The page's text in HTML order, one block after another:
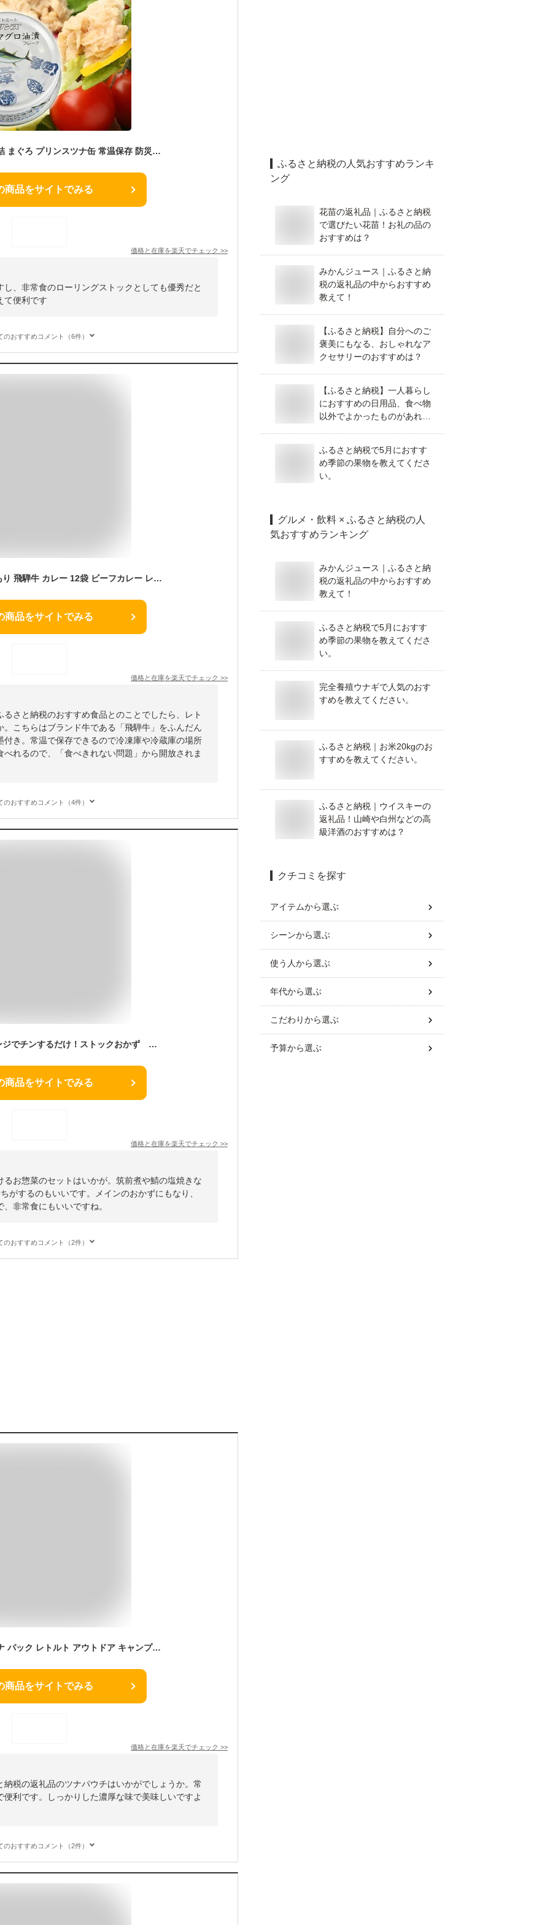
【ふるさと納税】 缶詰 まぐろ プリンスツナ缶 常温保存 防災 非常食 キャンプ アウトドア キハダまぐろ ツナ缶 24缶セット 魚 焼津 a11-068
商品をサイトでみる
価格と在庫を楽天でチェック >>
、非常食のローリングストックとしても優秀だと
て便利です
のおすすめコメント（6件）
【ふるさと納税】訳あり 飛騨牛 カレー 12袋 ビーフカレー レトルト 簡易包装 常温 保存 わけあり 人気 おすすめ 牛肉 肉 お肉 ブランド 美味しい 高評価 レビュー 温めるだけ 10000円 1万円 TR3296
商品をサイトでみる
価格と在庫を楽天でチェック >>
さと納税のおすすめ食品とのことでしたら、レト
こちらはブランド牛である「飛騨牛」をふんだん
き。常温で保存できるので冷凍庫や冷蔵庫の場所
れるので、「食べきれない問題」から開放されま
のおすすめコメント（4件）
【ふるさと納税】レンジでチンするだけ！ストックおかず 和惣菜12食 肉じゃが 鶏手羽元大根 筑前煮 さばの塩焼き さばの味噌煮 詰め合わせ セット 常温保存 煮物 惣菜 常温 おかず 保存食 レトルト 送料無料 【2019年度ふるさと納税寄附額鹿児島県1位！南さつま市】
商品をサイトでみる
価格と在庫を楽天でチェック >>
お惣菜のセットはいかが。筑前煮や鯖の塩焼きな
がするのもいいです。メインのおかずにもなり、
非常食にもいいですね。
のおすすめコメント（2件）
【ふるさと納税】 ツナ パック レトルト アウトドア キャンプ まぐろ油漬 常温 保存 焼津 100g×10袋入×2箱 SKOホワイトミートフレーク a16-096
商品をサイトでみる
価格と在庫を楽天でチェック >>
税の返礼品のツナパウチはいかがでしょうか。常
利です。しっかりした濃厚な味で美味しいですよ
のおすすめコメント（2件）
ふるさと納税の人気おすすめランキ
ング
花苗の返礼品｜ふるさと納税
で選びたい花苗！お礼の品の
おすすめは？
みかんジュース｜ふるさと納
税の返礼品の中からおすすめ
教えて！
【ふるさと納税】自分へのご
褒美にもなる、おしゃれなア
クセサリーのおすすめは？
【ふるさと納税】一人暮らし
におすすめの日用品、食べ物
以外でよかったものがあれば
ふるさと納税で5月におすす
め季節の果物を教えてくださ
い。
グルメ・飲料 × ふるさと納税の人
気おすすめランキング
みかんジュース｜ふるさと納
税の返礼品の中からおすすめ
教えて！
ふるさと納税で5月におすす
め季節の果物を教えてくださ
い。
完全養殖ウナギで人気のおす
すめを教えてください。
ふるさと納税｜お米20kgのお
すすめを教えてください。
ふるさと納税｜ウイスキーの
返礼品！山崎や白州などの高
級洋酒のおすすめは？
クチコミを探す
アイテムから選ぶ
シーンから選ぶ
使う人から選ぶ
年代から選ぶ
こだわりから選ぶ
予算から選ぶ